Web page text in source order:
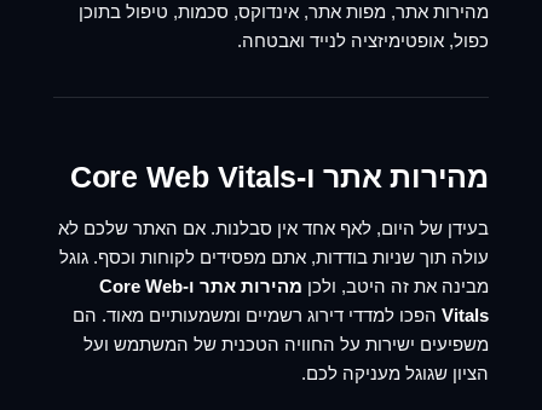
מהירות אתר, מפות אתר, אינדוקס, סכמות, טיפול בתוכן
כפול, אופטימיזציה לנייד ואבטחה.
מהירות אתר ו-Core Web Vitals
בעידן של היום, לאף אחד אין סבלנות. אם האתר שלכם לא
עולה תוך שניות בודדות, אתם מפסידים לקוחות וכסף. גוגל
מבינה את זה היטב, ולכן
מהירות אתר ו-Core Web
Vitals הפכו למדדי דירוג רשמיים ומשמעותיים מאוד. הם
משפיעים ישירות על החוויה הטכנית של המשתמש ועל
הציון שגוגל מעניקה לכם.